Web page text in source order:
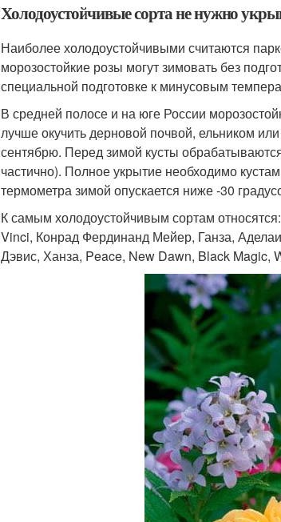
Холодоустойчивые сорта не нужно
Наиболее холодоустойчивыми считаются
морозостойкие розы могут зимовать без
специальной подготовке к минусовым
В средней полосе и на юге России
лучше окучить дерновой почвой, ельником
сентябрю. Перед зимой кусты
частично). Полное укрытие необходимо
термометра зимой опускается ниже -30
К самым холодоустойчивым сортам
Vinci, Конрад Фердинанд Мейер, Ганза,
Дэвис, Ханза, Peace, New Dawn, Black Magic,